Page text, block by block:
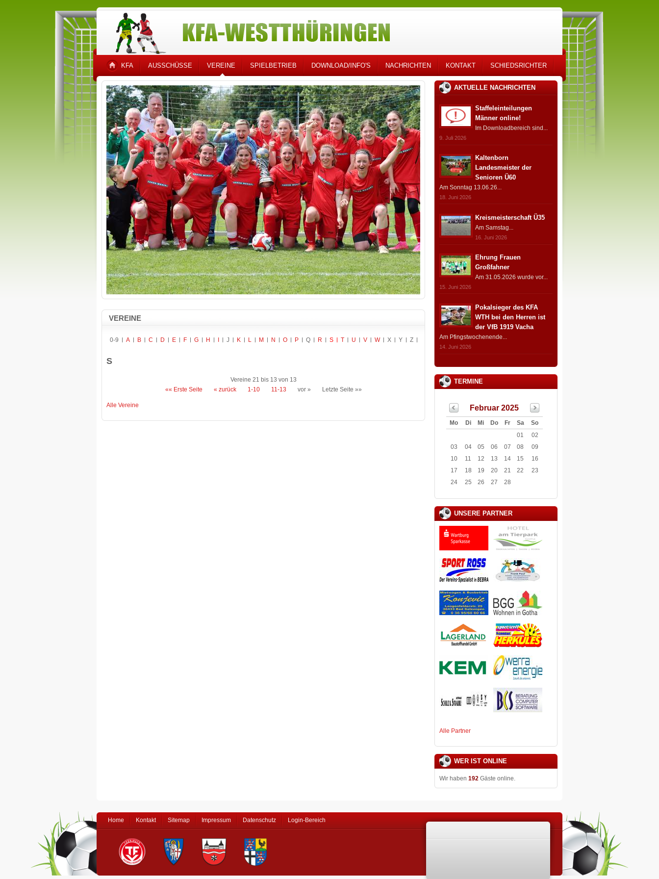
KFA AUSSCHÜSSE VEREINE SPIELBETRIEB DOWNLOAD/INFO'S NACHRICHTEN KONTAKT SCHIEDSRICHTER
VEREINE
0-9 A B C D E F G H J K L M N O P Q R S T U V W X Y Z
S
Vereine 21 bis 13 von 13
«« Erste Seite
« zurück 1-10 11-13 vor » Letzte Seite »»
Alle Vereine
AKTUELLE NACHRICHTEN
Staffeleinteilungen
Männer online!
Im Downloadbereich sind...
9. Juli 2026
Kaltenborn
Landesmeister der
Senioren Ü60
Am Sonntag 13.06.26...
18. Juni 2026
Kreismeisterschaft Ü35
Am Samstag...
16. Juni 2026
Ehrung Frauen
Großfahner
Am 31.05.2026 wurde vor...
15. Juni 2026
Pokalsieger des KFA
WTH bei den Herren ist
der VfB 1919 Vacha
Am Pfingstwochenende...
14. Juni 2026
TERMINE
Februar 2025
Mo Di Mi Do Fr Sa
So
01
02
03
04 05 06 07 08
09
10
11 12 13 14 15
16
17
18 19 20 21 22
23
24
25 26 27 28
UNSERE PARTNER
Alle Partner
WER IST ONLINE
Wir haben 192Gäste online.
Home Kontakt Sitemap Impressum Datenschutz Login-Bereich